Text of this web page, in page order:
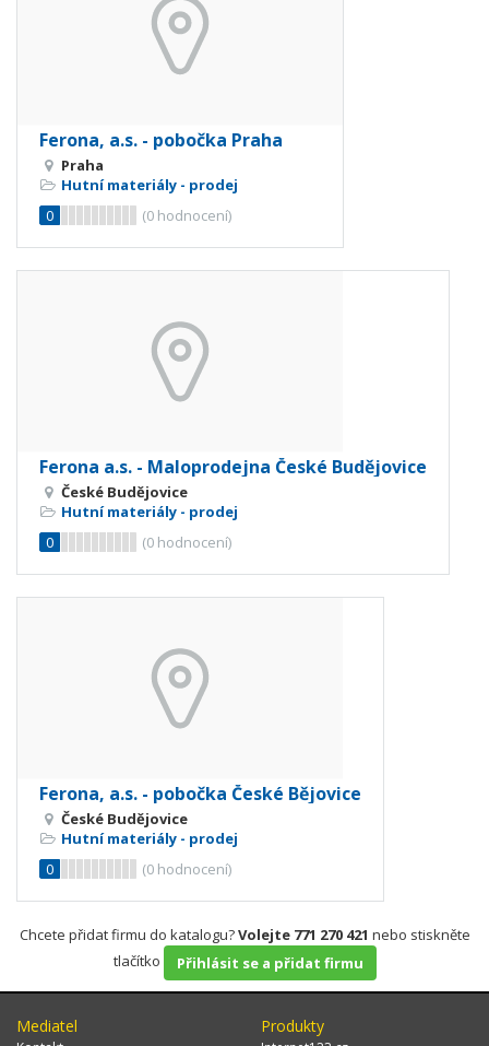
Ferona, a.s. - pobočka Praha
Praha
Hutní materiály - prodej
0
(0 hodnocení)
Ferona a.s. - Maloprodejna České Budějovice
České Budějovice
Hutní materiály - prodej
0
(0 hodnocení)
Ferona, a.s. - pobočka České Bějovice
České Budějovice
Hutní materiály - prodej
0
(0 hodnocení)
Chcete přidat firmu do katalogu?Volejte 771 270 421 nebo stiskněte
tlačítko
Přihlásit se a přidat firmu
Mediatel Produkty